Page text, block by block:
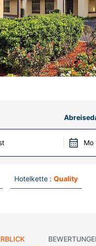
Mo
Hotelkette : Quality